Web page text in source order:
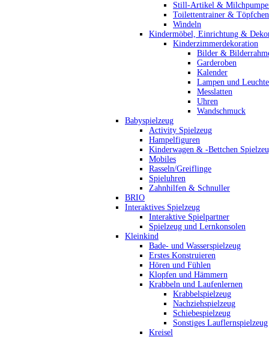
Still-Artikel &
Toilettentrainer & Töpfchen
Windeln
Kindermöbel, Einrichtung &
Kinderzimmerdekoration
Bilder &
Garderoben
Kalender
Lampen und
Messlatten
Uhren
Wandschmuck
Babyspielzeug
Activity Spielzeug
Hampelfiguren
Kinderwagen & -Bettchen
Mobiles
Rasseln/Greiflinge
Spieluhren
Zahnhilfen & Schnuller
BRIO
Interaktives Spielzeug
Interaktive Spielpartner
Spielzeug und Lernkonsolen
Kleinkind
Bade- und Wasserspielzeug
Erstes Konstruieren
Hören und Fühlen
Klopfen und Hämmern
Krabbeln und Laufenlernen
Krabbelspielzeug
Nachziehspielzeug
Schiebespielzeug
Sonstiges Lauflernspielzeug
Kreisel